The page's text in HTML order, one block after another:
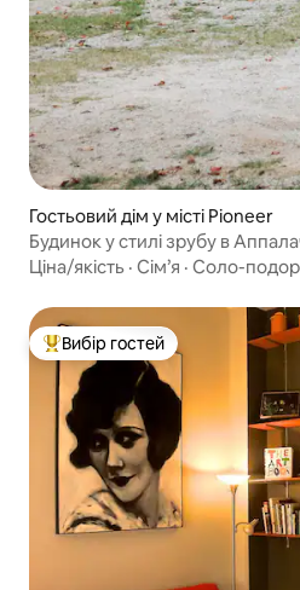
Гостьовий дім у місті Pioneer
Будинок у стилі зрубу в
відпочинок)
Ціна/якість · Сім’я · Соло-
Топ вибір гостей
Вибір гостей